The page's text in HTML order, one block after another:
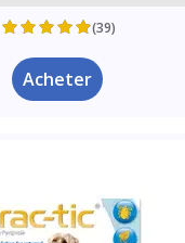
(39)
Acheter